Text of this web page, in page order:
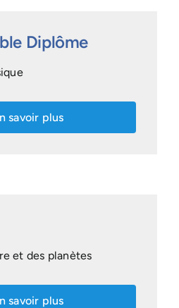
Diplôme
savoir plus
et des planètes
savoir plus